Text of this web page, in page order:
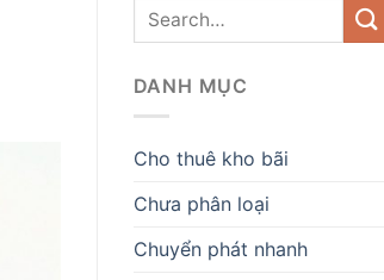
DANH MỤC
Cho thuê kho bãi
Chưa phân loại
Chuyển phát nhanh